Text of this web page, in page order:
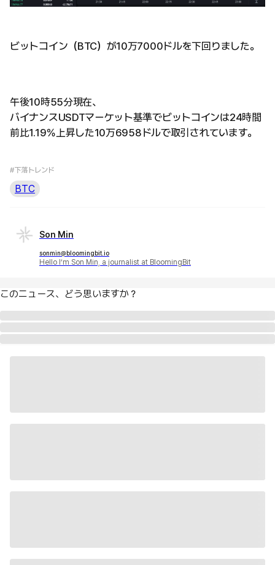
ビットコイン（BTC）が10万7000ドルを下回りました。
午後10時55分現在、
バイナンスUSDTマーケット基準でビットコインは24時間
前比1.19％上昇した10万6958ドルで取引されています。
#下落トレンド
BTC
Son Min
sonmin@bloomingbit.io
Hello I’m Son Min, a journalist at BloomingBit
このニュース、どう思いますか？